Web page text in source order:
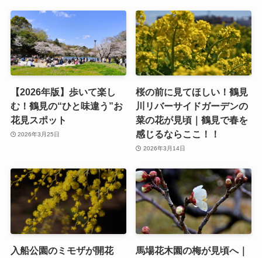
【2026年版】歩いて楽し
む！鶴見の“ひと味違う”お
花見スポット
2026年3月25日
桜の前に見てほしい！鶴見
川リバーサイドガーデンの
菜の花が見頃｜鶴見で春を
感じるならここ！！
2026年3月14日
入船公園のミモザが開花
馬場花木園の梅が見頃へ｜